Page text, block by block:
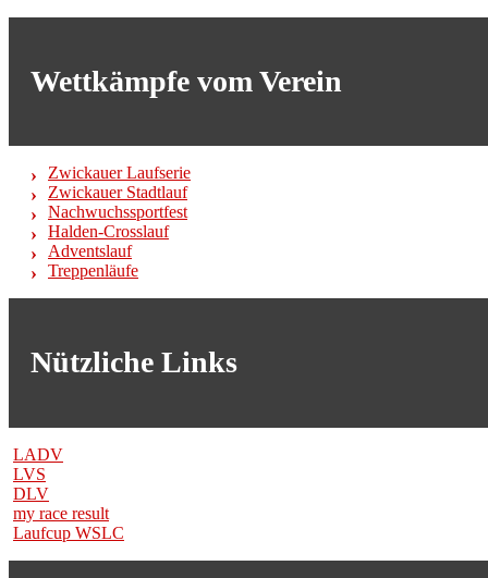
Wettkämpfe vom Verein
Zwickauer Laufserie
Zwickauer Stadtlauf
Nachwuchssportfest
Halden-Crosslauf
Adventslauf
Treppenläufe
Nützliche Links
LADV
LVS
DLV
my race result
Laufcup WSLC